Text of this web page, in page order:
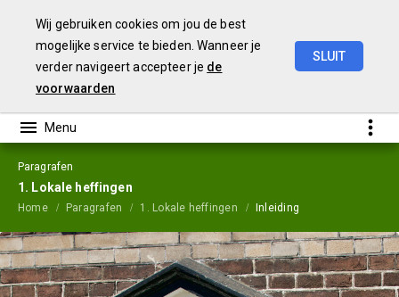
Wij gebruiken cookies om jou de best
mogelijke service te bieden. Wanneer je
verder navigeert accepteer je de
voorwaarden
SLUIT
Paragrafen
1. Lokale heffingen
Home Paragrafen 1. Lokale heffingen Inleiding